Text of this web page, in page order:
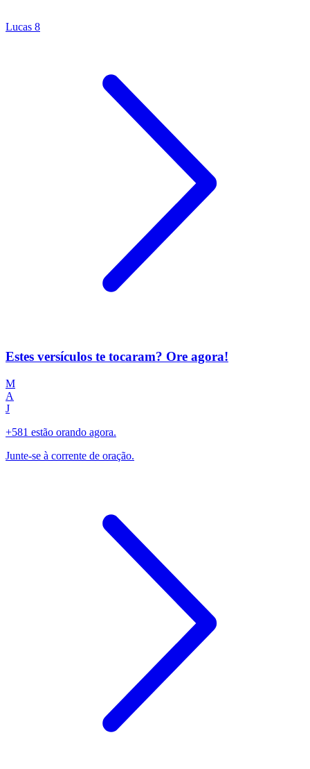
Lucas 8
Estes versículos te tocaram? Ore agora!
M
A
J
+581 estão orando agora.
Junte-se à corrente de oração.